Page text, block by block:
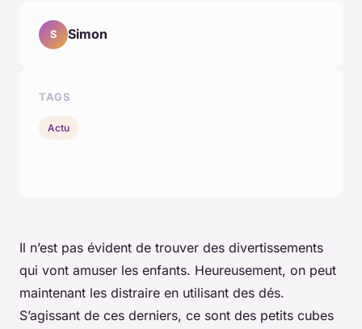
Il n’est pas évident de trouver des divertissements
qui vont amuser les enfants. Heureusement, on peut
maintenant les distraire en utilisant des dés.
S’agissant de ces derniers, ce sont des petits cubes
S Simon
TAGS
Actu